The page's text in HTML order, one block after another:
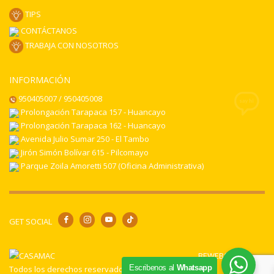
TIPS
CONTÁCTANOS
TRABAJA CON NOSOTROS
INFORMACIÓN
950405007 / 950405008
Prolongación Tarapaca 157 - Huancayo
Prolongación Tarapaca 162 - Huancayo
Avenida Julio Sumar 250 - El Tambo
Jirón Simón Bolívar 615 - Pilcomayo
Parque Zoila Amoretti 507 (Oficina Administrativa)
GET SOCIAL
BEWEB© 2024
Todos los derechos reservados.
Escribenos al Whatsapp